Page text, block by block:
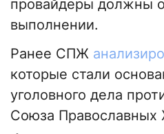
провайдеры должны
выполнении.
Ранее СПЖ
которые стали
уголовного дела
Союза Православных